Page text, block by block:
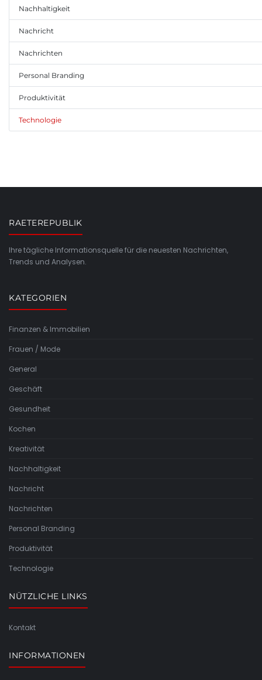
Nachhaltigkeit
Nachricht
Nachrichten
Personal Branding
Produktivität
Technologie
RAETEREPUBLIK
Ihre tägliche Informationsquelle für die neuesten Nachrichten,
Trends und Analysen.
KATEGORIEN
Finanzen & Immobilien
Frauen / Mode
General
Geschäft
Gesundheit
Kochen
Kreativität
Nachhaltigkeit
Nachricht
Nachrichten
Personal Branding
Produktivität
Technologie
NÜTZLICHE LINKS
Kontakt
INFORMATIONEN